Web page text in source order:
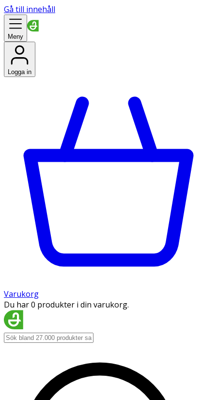
Gå till innehåll
Meny
Logga in
Varukorg
Du har 0 produkter i din varukorg.